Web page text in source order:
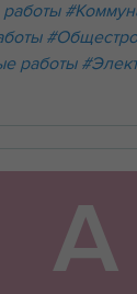
работы
А